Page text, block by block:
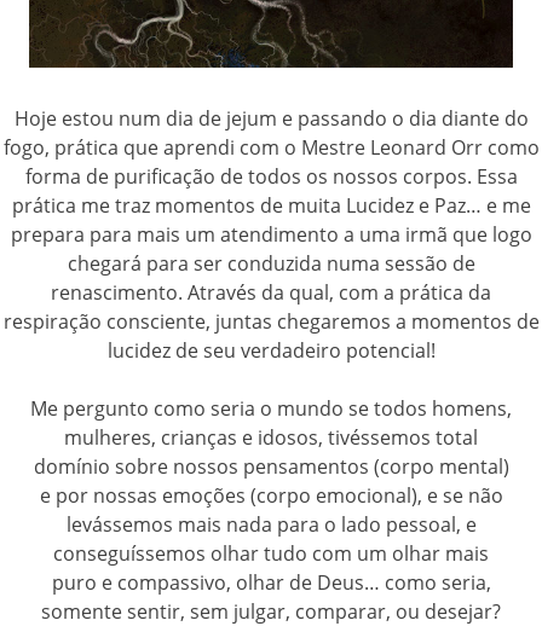
Hoje estou num dia de jejum e passando o dia diante do
fogo, prática que aprendi com o Mestre Leonard Orr como
forma de purificação de todos os nossos corpos. Essa
prática me traz momentos de muita Lucidez e Paz… e me
prepara para mais um atendimento a uma irmã que logo
chegará para ser conduzida numa sessão de
renascimento. Através da qual, com a prática da
respiração consciente, juntas chegaremos a momentos de
lucidez de seu verdadeiro potencial!
Me pergunto como seria o mundo se todos homens,
mulheres, crianças e idosos, tivéssemos total
domínio sobre nossos pensamentos (corpo mental)
e por nossas emoções (corpo emocional), e se não
levássemos mais nada para o lado pessoal, e
conseguíssemos olhar tudo com um olhar mais
puro e compassivo, olhar de Deus… como seria,
somente sentir, sem julgar, comparar, ou desejar?